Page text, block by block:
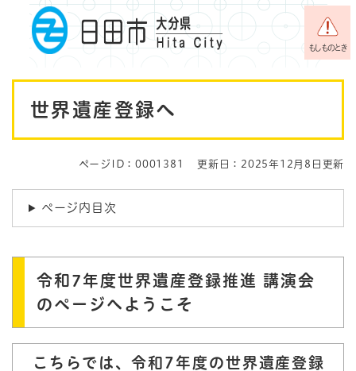
メニューを飛ばして本文へ
もしものとき
世界遺産登録へ
ページID：0001381 更新日：2025年12月8日更新
ページ内目次
令和7年度世界遺産登録推進 講演会
のページへようこそ
こちらでは、令和7年度の世界遺産登録